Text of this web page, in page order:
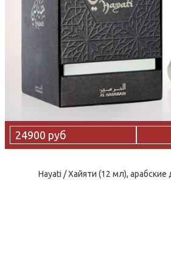
24900 руб
Hayati / Хайяти (12 мл), арабские